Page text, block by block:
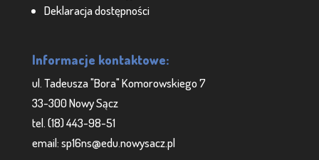
Deklaracja dostępności
Informacje kontaktowe:
ul. Tadeusza "Bora" Komorowskiego 7
33-300 Nowy Sącz
tel. (18) 443-98-51
email: sp16ns@edu.nowysacz.pl